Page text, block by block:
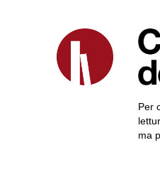
Per
ma